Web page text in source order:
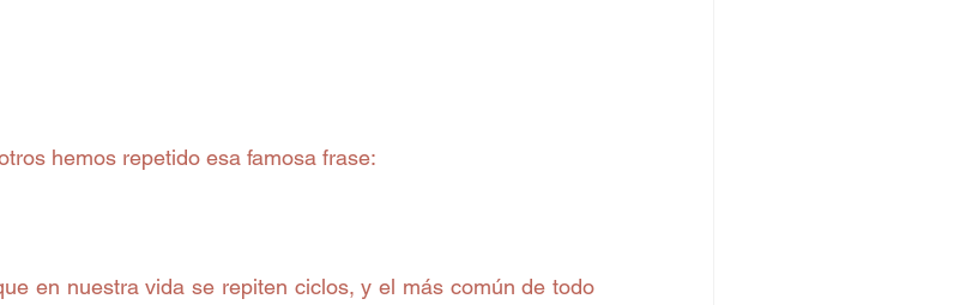
hemos repetido esa famosa frase: